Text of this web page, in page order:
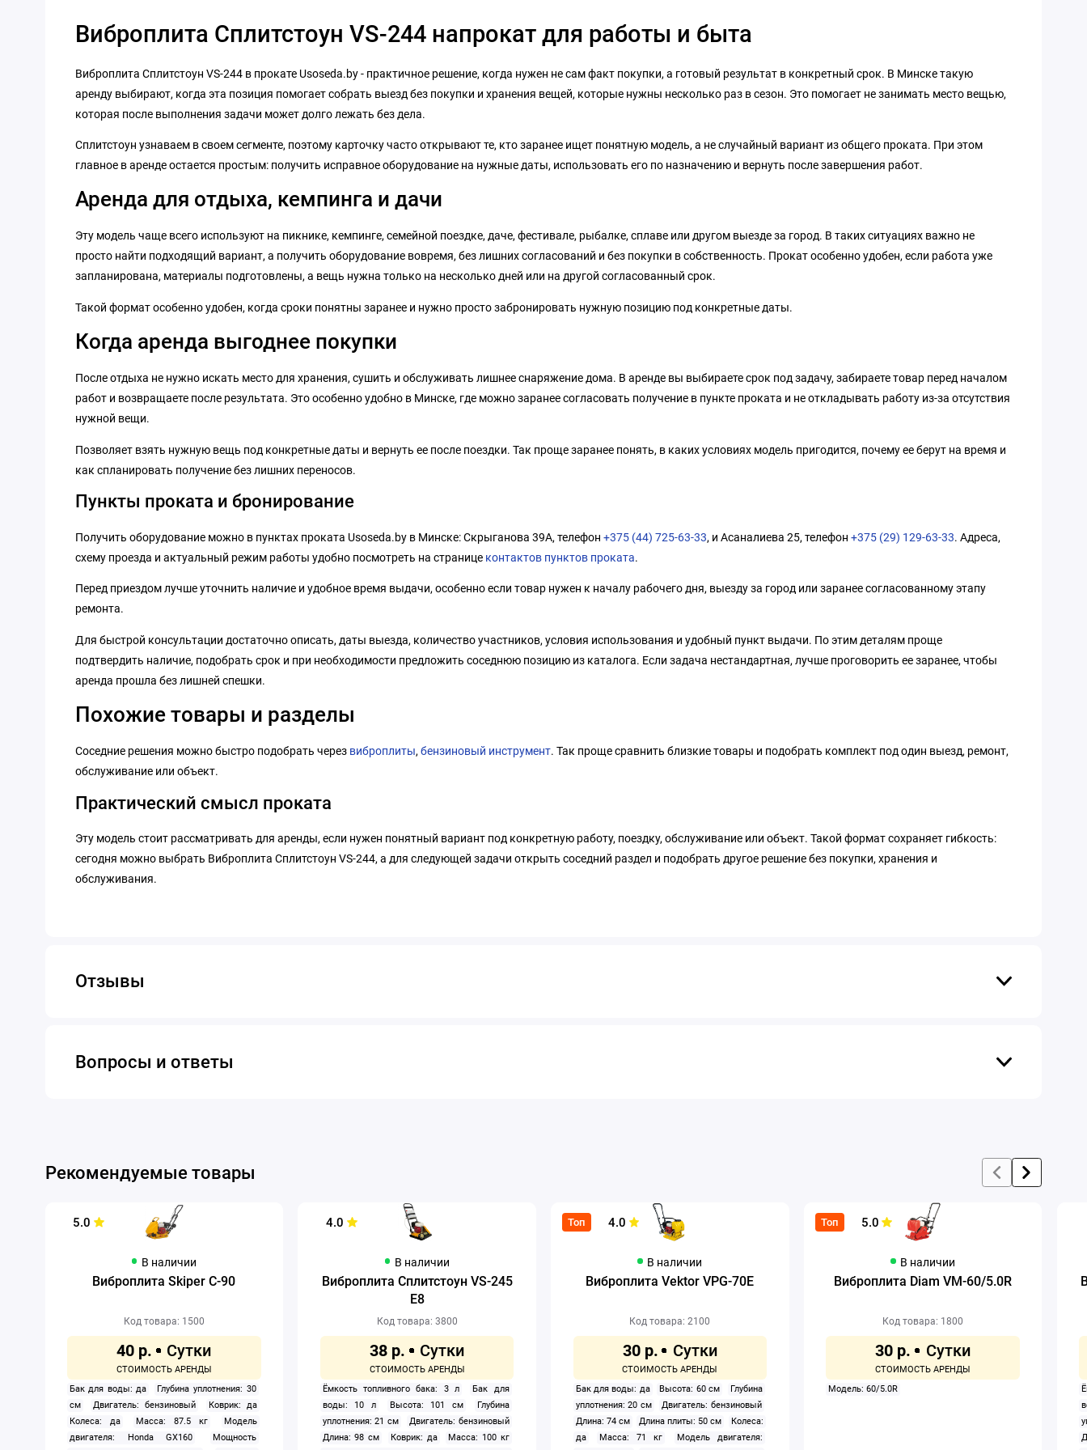
Виброплита Сплитстоун VS-244 напрокат для работы и быта
Виброплита Сплитстоун VS-244 в прокате Usoseda.by - практичное решение, когда нужен не сам факт покупки, а готовый результат в конкретный срок. В Минске такую
аренду выбирают, когда эта позиция помогает собрать выезд без покупки и хранения вещей, которые нужны несколько раз в сезон. Это помогает не занимать место вещью,
которая после выполнения задачи может долго лежать без дела.
Сплитстоун узнаваем в своем сегменте, поэтому карточку часто открывают те, кто заранее ищет понятную модель, а не случайный вариант из общего проката. При этом
главное в аренде остается простым: получить исправное оборудование на нужные даты, использовать его по назначению и вернуть после завершения работ.
Аренда для отдыха, кемпинга и дачи
Эту модель чаще всего используют на пикнике, кемпинге, семейной поездке, даче, фестивале, рыбалке, сплаве или другом выезде за город. В таких ситуациях важно не
просто найти подходящий вариант, а получить оборудование вовремя, без лишних согласований и без покупки в собственность. Прокат особенно удобен, если работа уже
запланирована, материалы подготовлены, а вещь нужна только на несколько дней или на другой согласованный срок.
Такой формат особенно удобен, когда сроки понятны заранее и нужно просто забронировать нужную позицию под конкретные даты.
Когда аренда выгоднее покупки
После отдыха не нужно искать место для хранения, сушить и обслуживать лишнее снаряжение дома. В аренде вы выбираете срок под задачу, забираете товар перед началом
работ и возвращаете после результата. Это особенно удобно в Минске, где можно заранее согласовать получение в пункте проката и не откладывать работу из-за отсутствия
нужной вещи.
Позволяет взять нужную вещь под конкретные даты и вернуть ее после поездки. Так проще заранее понять, в каких условиях модель пригодится, почему ее берут на время и
как спланировать получение без лишних переносов.
Пункты проката и бронирование
Получить оборудование можно в пунктах проката Usoseda.by в Минске: Скрыганова 39А, телефон +375 (44) 725-63-33, и Асаналиева 25, телефон +375 (29) 129-63-33. Адреса,
схему проезда и актуальный режим работы удобно посмотреть на странице контактов пунктов проката.
Перед приездом лучше уточнить наличие и удобное время выдачи, особенно если товар нужен к началу рабочего дня, выезду за город или заранее согласованному этапу
ремонта.
Для быстрой консультации достаточно описать, даты выезда, количество участников, условия использования и удобный пункт выдачи. По этим деталям проще
подтвердить наличие, подобрать срок и при необходимости предложить соседнюю позицию из каталога. Если задача нестандартная, лучше проговорить ее заранее, чтобы
аренда прошла без лишней спешки.
Похожие товары и разделы
Соседние решения можно быстро подобрать через виброплиты, бензиновый инструмент. Так проще сравнить близкие товары и подобрать комплект под один выезд, ремонт,
обслуживание или объект.
Практический смысл проката
Эту модель стоит рассматривать для аренды, если нужен понятный вариант под конкретную работу, поездку, обслуживание или объект. Такой формат сохраняет гибкость:
сегодня можно выбрать Виброплита Сплитстоун VS-244, а для следующей задачи открыть соседний раздел и подобрать другое решение без покупки, хранения и
обслуживания.
Отзывы
Вопросы и ответы
Рекомендуемые товары
5.0
В наличии
Виброплита Skiper C-90
Код товара: 1500
40 р.
Бак для воды: да
Глубина уплотнения: 30
см
Двигатель: бензиновый
Коврик: да
Колеса: да
Масса: 87.5 кг
Модель
двигателя: Honda GX160
Мощность
4.0
В наличии
Виброплита Сплитстоун VS-245
E8
Код товара: 3800
38 р.
Ёмкость топливного бака: 3 л
Бак для
воды: 10 л
Высота: 101 см
Глубина
уплотнения: 21 см
Двигатель: бензиновый
Длина: 98 см
Коврик: да
Масса: 100 кг
Топ 4.0
В наличии
Виброплита Vektor VPG-70E
Код товара: 2100
30 р.
Бак для воды: да Высота: 60 см
Глубина
уплотнения: 20 см
Двигатель: бензиновый
Длина: 74 см
Длина плиты: 50 см
Колеса:
да
Масса: 71 кг
Модель двигателя:
Топ 5.0
В наличии
Виброплита Diam VM-60/5.0R
Код товара: 1800
30 р.
Модель: 60/5.0R